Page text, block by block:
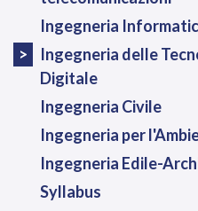
Ingegneria
Ingegneria delle
Digitale
Ingegneria Civile
Ingegneria per
Ingegneria Edile-
Syllabus